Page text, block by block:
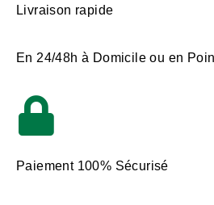
Livraison rapide
En 24/48h à Domicile ou en
Paiement 100% Sécurisé